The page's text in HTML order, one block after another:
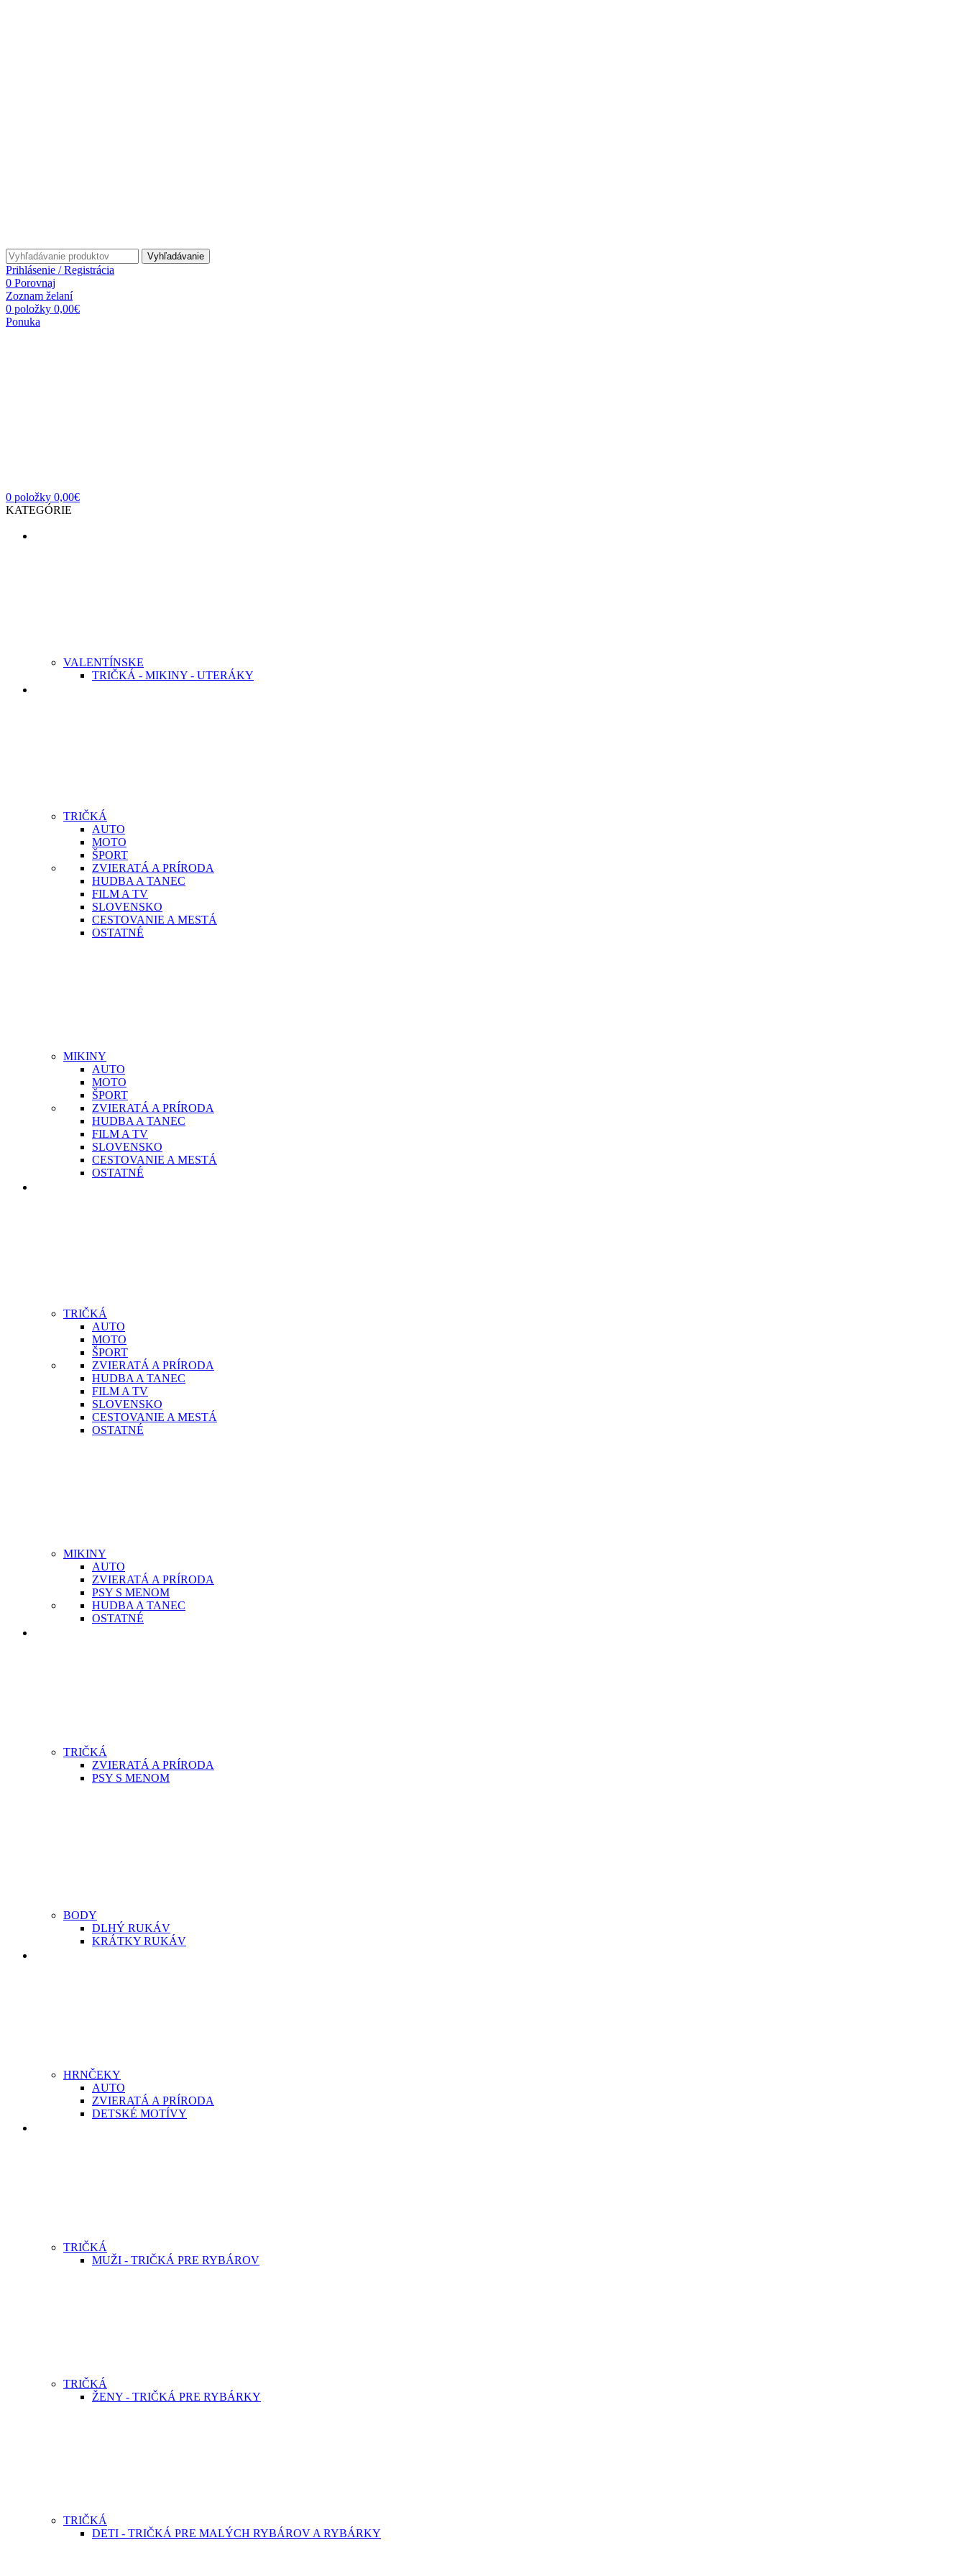
Vyhľadávanie
Prihlásenie / Registrácia
0 Porovnaj
Zoznam želaní
0 položky 0,00€
Ponuka
0 položky 0,00€
KATEGÓRIE
VALENTÍNSKE
TRIČKÁ - MIKINY - UTERÁKY
TRIČKÁ
AUTO
MOTO
ŠPORT
ZVIERATÁ A PRÍRODA
HUDBA A TANEC
FILM A TV
SLOVENSKO
CESTOVANIE A MESTÁ
OSTATNÉ
MIKINY
AUTO
MOTO
ŠPORT
ZVIERATÁ A PRÍRODA
HUDBA A TANEC
FILM A TV
SLOVENSKO
CESTOVANIE A MESTÁ
OSTATNÉ
TRIČKÁ
AUTO
MOTO
ŠPORT
ZVIERATÁ A PRÍRODA
HUDBA A TANEC
FILM A TV
SLOVENSKO
CESTOVANIE A MESTÁ
OSTATNÉ
MIKINY
AUTO
ZVIERATÁ A PRÍRODA
PSY S MENOM
HUDBA A TANEC
OSTATNÉ
TRIČKÁ
ZVIERATÁ A PRÍRODA
PSY S MENOM
BODY
DLHÝ RUKÁV
KRÁTKY RUKÁV
HRNČEKY
AUTO
ZVIERATÁ A PRÍRODA
DETSKÉ MOTÍVY
TRIČKÁ
MUŽI - TRIČKÁ PRE RYBÁROV
TRIČKÁ
ŽENY - TRIČKÁ PRE RYBÁRKY
TRIČKÁ
DETI - TRIČKÁ PRE MALÝCH RYBÁROV A RYBÁRKY